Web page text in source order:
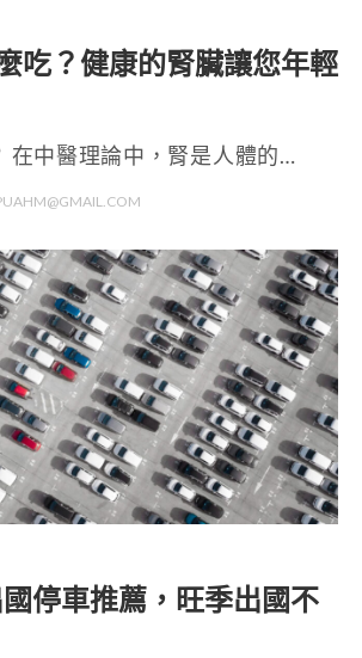
吃？健康的腎臟讓您年輕
在中醫理論中，腎是人體的…
停車推薦，旺季出國不